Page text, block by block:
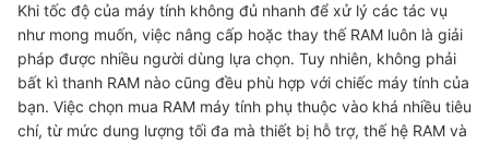
Khi tốc độ của máy tính không đủ nhanh để xử lý các tác vụ
như mong muốn, việc nâng cấp hoặc thay thế RAM luôn là giải
pháp được nhiều người dùng lựa chọn. Tuy nhiên, không phải
bất kì thanh RAM nào cũng đều phù hợp với chiếc máy tính của
bạn. Việc chọn mua RAM máy tính phụ thuộc vào khá nhiều tiêu
chí, từ mức dung lượng tối đa mà thiết bị hỗ trợ, thế hệ RAM và